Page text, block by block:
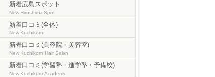
新着広島スポット
New Hiroshima Spot
新着口コミ(全体)
New Kuchikomi
新着口コミ(美容院・美容室)
New Kuchikomi Hair Salon
新着口コミ(学習塾・進学塾・予備校)
New Kuchikomi Academy